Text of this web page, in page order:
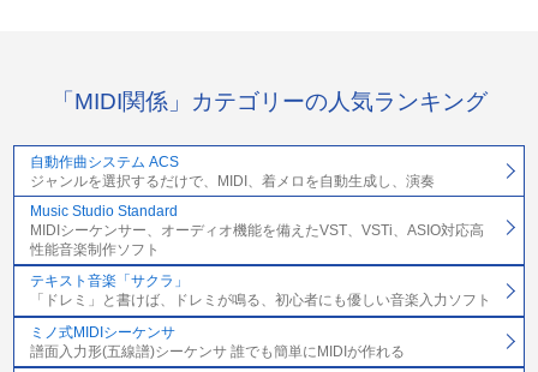
「MIDI関係」カテゴリーの人気ランキング
自動作曲システム ACS
ジャンルを選択するだけで、MIDI、着メロを自動生成し、演奏
Music Studio Standard
MIDIシーケンサー、オーディオ機能を備えたVST、VSTi、ASIO対応高
性能音楽制作ソフト
テキスト音楽「サクラ」
「ドレミ」と書けば、ドレミが鳴る、初心者にも優しい音楽入力ソフト
ミノ式MIDIシーケンサ
譜面入力形(五線譜)シーケンサ 誰でも簡単にMIDIが作れる